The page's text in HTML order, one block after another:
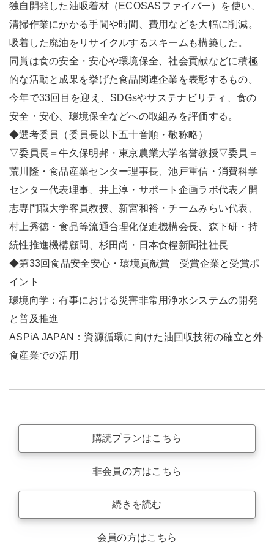
独自開発した油吸着材（ECOSASファイバー）を使い、
清掃作業にかかる手間や時間、費用などを大幅に削減。
吸着した廃油をリサイクルするスキームも構築した。
同賞は食の安全・安心や環境保全、社会貢献などに積極
的な活動と成果を挙げた食品関連企業を表彰するもの。
今年で33回目を迎え、SDGsやサステナビリティ、食の
安全・安心、環境保全などへの取組みを評価する。
◆選考委員（委員長以下五十音順・敬称略）
▽委員長＝牛久保明邦・東京農業大学名誉教授▽委員＝
荒川隆・食品産業センター理事長、池戸重信・消費科学
センター代表理事、井上淳・サポート企画ラボ代表／開
志専門職大学客員教授、新宮和裕・チームみらい代表、
村上秀徳・食品等流通合理化促進機構会長、森下研・持
続性推進機構顧問、杉田尚・日本食糧新聞社社長
◆第33回食品安全安心・環境貢献賞 受賞企業と受賞ポ
イント
環境向学：有事における災害非常用浄水システムの開発
と普及推進
ASPiA JAPAN：資源循環に向けた油回収技術の確立と外
食産業での活用
購読プランはこちら
非会員の方はこちら
続きを読む
会員の方はこちら